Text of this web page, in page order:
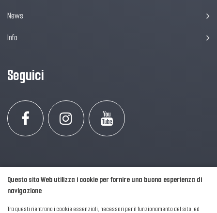
News
Info
Seguici
Questo sito Web utilizza i cookie per fornire una buona esperienza di
navigazione
Tra questi rientrano i cookie essenziali, necessari per il funzionamento del sito, ed